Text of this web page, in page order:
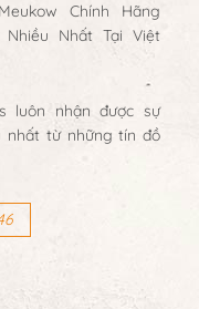
Chính Hãng
Nhất Tại Việt
luôn nhận được sự
nhất từ những tín đồ